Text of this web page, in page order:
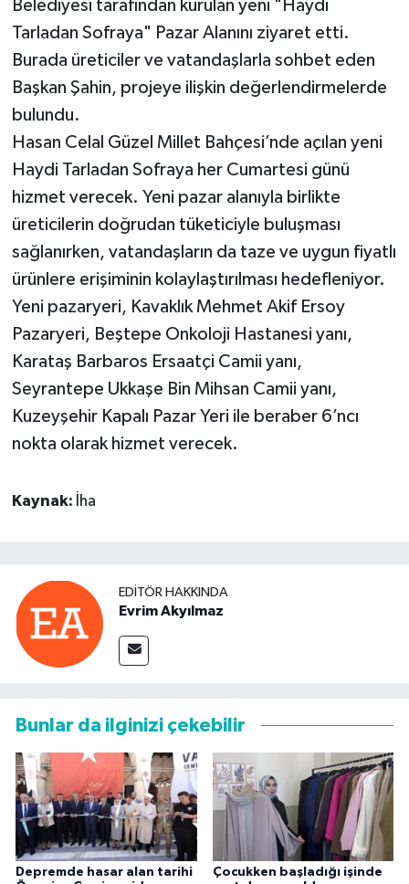
Belediyesi tarafından kurulan yeni "Haydi
Tarladan Sofraya" Pazar Alanını ziyaret etti.
Burada üreticiler ve vatandaşlarla sohbet eden
Başkan Şahin, projeye ilişkin değerlendirmelerde
bulundu.
Hasan Celal Güzel Millet Bahçesi’nde açılan yeni
Haydi Tarladan Sofraya her Cumartesi günü
hizmet verecek. Yeni pazar alanıyla birlikte
üreticilerin doğrudan tüketiciyle buluşması
sağlanırken, vatandaşların da taze ve uygun fiyatlı
ürünlere erişiminin kolaylaştırılması hedefleniyor.
Yeni pazaryeri, Kavaklık Mehmet Akif Ersoy
Pazaryeri, Beştepe Onkoloji Hastanesi yanı,
Karataş Barbaros Ersaatçi Camii yanı,
Seyrantepe Ukkaşe Bin Mihsan Camii yanı,
Kuzeyşehir Kapalı Pazar Yeri ile beraber 6’ncı
nokta olarak hizmet verecek.
Kaynak: İha
EDITÖR HAKKINDA
Evrim Akyılmaz
Bunlar da ilginizi çekebilir
Depremde hasar alan tarihi
Çocukken başladığı işinde